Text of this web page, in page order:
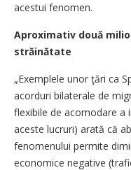
acestui fenomen.
Aproximativ două
străinătate
„Exemplele unor ţări ca
acorduri bilaterale de
flexibile de acomodare a
aceste lucruri) arată că
fenomenului permite
economice negative